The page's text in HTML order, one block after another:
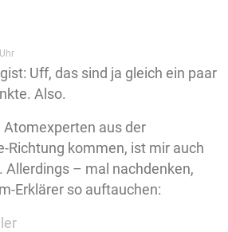
Uff, das sind ja gleich ein paar
Also.
Atomexperten aus der
Richtung kommen, ist mir auch
Allerdings – mal nachdenken,
Erklärer so auftauchen: